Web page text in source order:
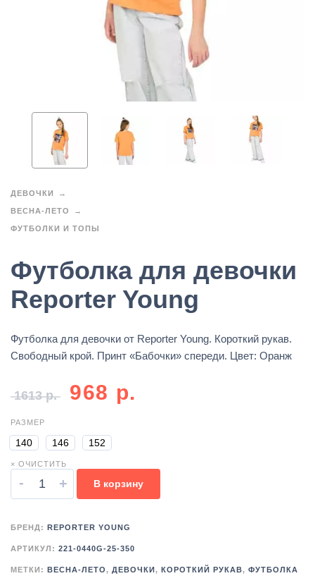
ДЕВОЧКИ
ВЕСНА-ЛЕТО
ФУТБОЛКИ И ТОПЫ
Футболка для девочки
Reporter Young
Футболка для девочки от Reporter Young. Короткий рукав.
Свободный крой. Принт «Бабочки» спереди. Цвет: Оранж
1613р. 968 р.
РАЗМЕР
140 146 152
× ОЧИСТИТЬ
- + В корзину
БРЕНД: REPORTER YOUNG
АРТИКУЛ: 221-0440G-25-350
МЕТКИ: ВЕСНА-ЛЕТО, ДЕВОЧКИ , КОРОТКИЙ РУКАВ, ФУТБОЛКА